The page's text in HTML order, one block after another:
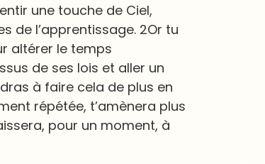
une touche de Ciel,
de l’apprentissage. 2Or tu
altérer le temps
de ses lois et aller un
à faire cela de plus en
répétée, t’amènera plus
pour un moment, à